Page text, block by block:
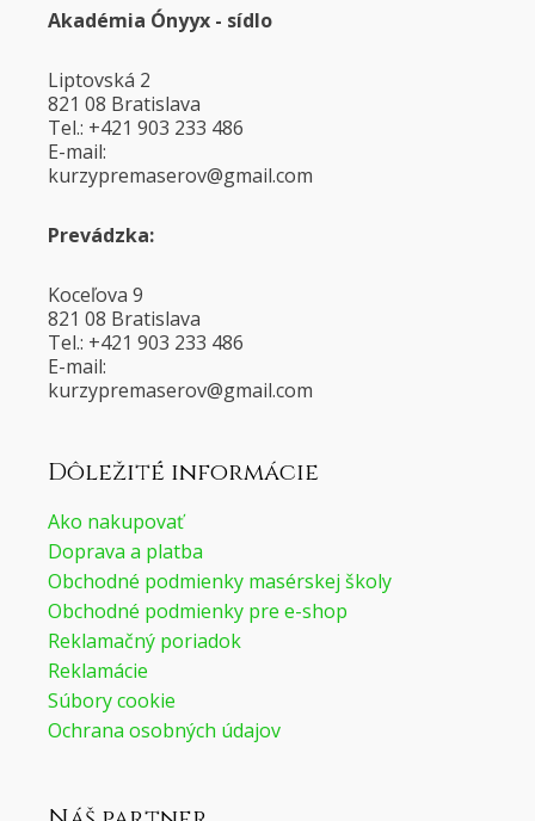
Akadémia Ónyyx - sídlo
Liptovská 2
821 08 Bratislava
Tel.: +421 903 233 486
E-mail:
moc.liamg
@voresamerpyzruk
Prevádzka:
Koceľova 9
821 08 Bratislava
Tel.: +421 903 233 486
E-mail:
moc.liamg
@voresamerpyzruk
Dôležité informácie
Ako nakupovať
Doprava a platba
Obchodné podmienky masérskej školy
Obchodné podmienky pre e-shop
Reklamačný poriadok
Reklamácie
Súbory cookie
Ochrana osobných údajov